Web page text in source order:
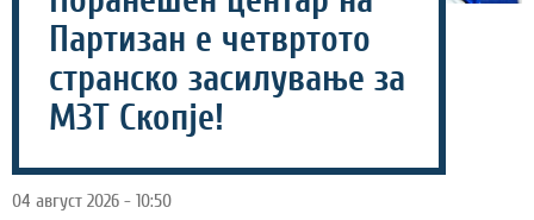
Партизан е четвртото
странско засилување за
МЗТ Скопје!
04 август 2026 - 10:50